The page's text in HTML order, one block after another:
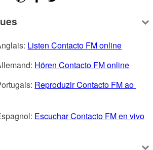
Listen Contacto FM online
Hören Contacto FM online
Reproduzir Contacto FM ao
Escuchar Contacto FM en vivo